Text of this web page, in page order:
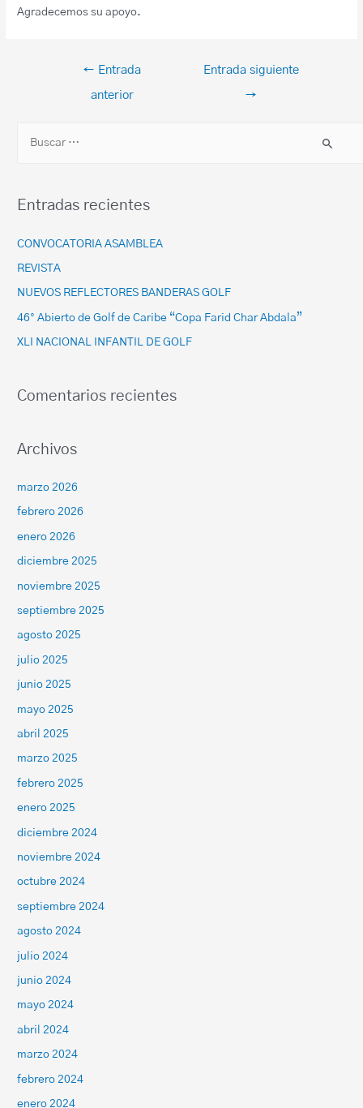
Agradecemos su apoyo.
← Entrada
anterior
Entrada siguiente
→
Entradas recientes
CONVOCATORIA ASAMBLEA
REVISTA
NUEVOS REFLECTORES BANDERAS GOLF
46° Abierto de Golf de Caribe “Copa Farid Char Abdala”
XLI NACIONAL INFANTIL DE GOLF
Comentarios recientes
Archivos
marzo 2026
febrero 2026
enero 2026
diciembre 2025
noviembre 2025
septiembre 2025
agosto 2025
julio 2025
junio 2025
mayo 2025
abril 2025
marzo 2025
febrero 2025
enero 2025
diciembre 2024
noviembre 2024
octubre 2024
septiembre 2024
agosto 2024
julio 2024
junio 2024
mayo 2024
abril 2024
marzo 2024
febrero 2024
enero 2024